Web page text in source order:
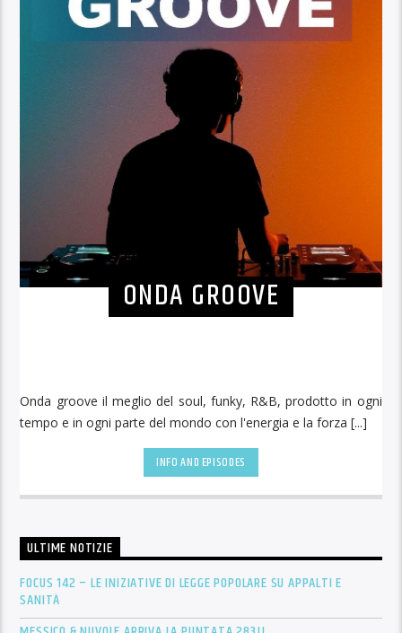
ONDA GROOVE
Onda groove il meglio del soul, funky, R&B, prodotto in ogni
tempo e in ogni parte del mondo con l'energia e la forza [...]
INFO AND EPISODES
ULTIME NOTIZIE
FOCUS 142 – LE INIZIATIVE DI LEGGE POPOLARE SU APPALTI E
SANITÀ